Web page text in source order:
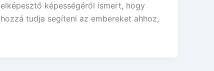
elképesztő képességéről ismert, hogy
hozzá tudja segíteni az embereket ahhoz,